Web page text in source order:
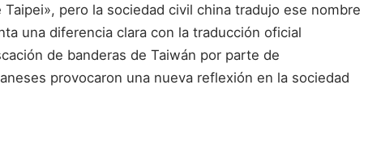
pero la sociedad civil china tradujo ese nombre
una diferencia clara con la traducción oficial
de banderas de Taiwán por parte de
provocaron una nueva reflexión en la sociedad